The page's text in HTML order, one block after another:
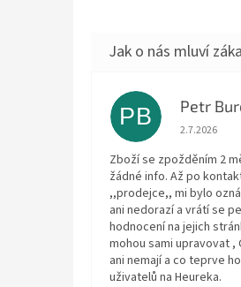
PB Petr
Hodnocení
2.7.2026
Zboží se zpožděním 2
žádné info. Až po
,,prodejce,, mi bylo
ani nedorazí a vrátí se
hodnocení na jejich
mohou sami upravovat ,
ani nemají a co teprve
uživatelů na Heureka.